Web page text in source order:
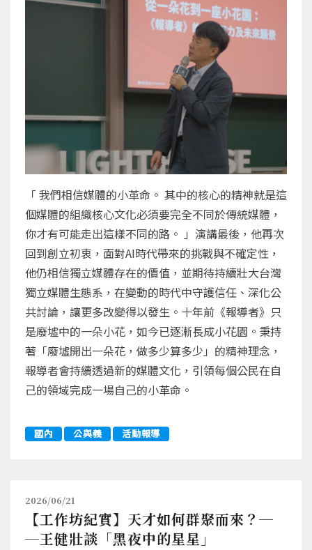
「 我們相信媒體的小革命。 其中的核心的精神就是這
個媒體的組織核心文化必須要完全不同於傳統媒體，
你才有可能走出這樣不同的路。 」演講最後，他再次
回到創立初衷，面對AI時代帶來的挑戰與不確定性，
他仍相信獨立媒體存在的價值，並期待持續壯大台灣
獨立媒體生態系，在變動的時代中守護信任、深化公
共討論，讓更多改變得以發生。十年前《報導者》只
是廢墟中的一朵小花，如今已逐漸長成小花園。秉持
著「廢墟開出一朵花，做多少算多少」的精神理念，
報導者會持續透過新的媒體文化，引領每個公民在自
己的領域完成一場自己的小革命。
國內 公與義 活動報導
2026/06/21
【工作坊紀實】天才如何群聚而來？─
─王健壯談「黑夜中的星星」